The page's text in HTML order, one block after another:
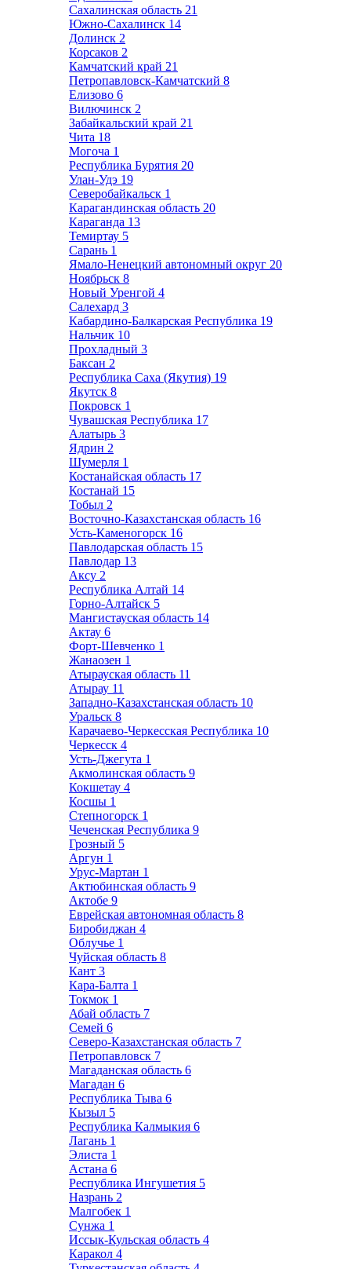
Сахалинская область 21
Южно-Сахалинск 14
Долинск 2
Корсаков 2
Камчатский край 21
Петропавловск-Камчатский 8
Елизово 6
Вилючинск 2
Забайкальский край 21
Чита 18
Могоча 1
Республика Бурятия 20
Улан-Удэ 19
Северобайкальск 1
Карагандинская область 20
Караганда 13
Темиртау 5
Сарань 1
Ямало-Ненецкий автономный округ 20
Ноябрьск 8
Новый Уренгой 4
Салехард 3
Кабардино-Балкарская Республика 19
Нальчик 10
Прохладный 3
Баксан 2
Республика Саха (Якутия) 19
Якутск 8
Покровск 1
Чувашская Республика 17
Алатырь 3
Ядрин 2
Шумерля 1
Костанайская область 17
Костанай 15
Тобыл 2
Восточно-Казахстанская область 16
Усть-Каменогорск 16
Павлодарская область 15
Павлодар 13
Аксу 2
Республика Алтай 14
Горно-Алтайск 5
Мангистауская область 14
Актау 6
Форт-Шевченко 1
Жанаозен 1
Атырауская область 11
Атырау 11
Западно-Казахстанская область 10
Уральск 8
Карачаево-Черкесская Республика 10
Черкесск 4
Усть-Джегута 1
Акмолинская область 9
Кокшетау 4
Косшы 1
Степногорск 1
Чеченская Республика 9
Грозный 5
Аргун 1
Урус-Мартан 1
Актюбинская область 9
Актобе 9
Еврейская автономная область 8
Биробиджан 4
Облучье 1
Чуйская область 8
Кант 3
Кара-Балта 1
Токмок 1
Абай область 7
Семей 6
Северо-Казахстанская область 7
Петропавловск 7
Магаданская область 6
Магадан 6
Республика Тыва 6
Кызыл 5
Республика Калмыкия 6
Лагань 1
Элиста 1
Астана 6
Республика Ингушетия 5
Назрань 2
Малгобек 1
Сунжа 1
Иссык-Кульская область 4
Каракол 4